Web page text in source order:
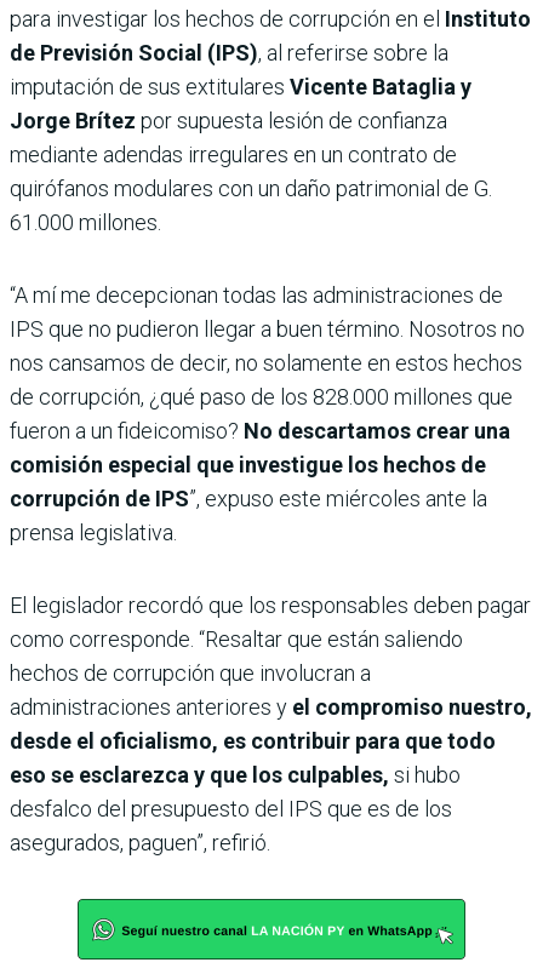
para investigar los hechos de corrupción en el Instituto
de Previsión Social (IPS), al referirse sobre la
imputación de sus extitulares Vicente Bataglia y
Jorge Brítez por supuesta lesión de confianza
mediante adendas irregulares en un contrato de
quirófanos modulares con un daño patrimonial de G.
61.000 millones.
“A mí me decepcionan todas las administraciones de
IPS que no pudieron llegar a buen término. Nosotros no
nos cansamos de decir, no solamente en estos hechos
de corrupción, ¿qué paso de los 828.000 millones que
fueron a un fideicomiso? No descartamos crear una
comisión especial que investigue los hechos de
corrupción de IPS”, expuso este miércoles ante la
prensa legislativa.
El legislador recordó que los responsables deben pagar
como corresponde. “Resaltar que están saliendo
hechos de corrupción que involucran a
administraciones anteriores y el compromiso nuestro,
desde el oficialismo, es contribuir para que todo
eso se esclarezca y que los culpables, si hubo
desfalco del presupuesto del IPS que es de los
asegurados, paguen”, refirió.